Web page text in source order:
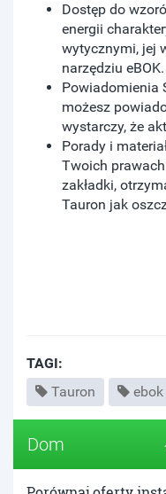
Dostęp do
energii
wytycznymi, jej
narzędziu eBOK.
Powiadomienia
możesz
wystarczy, że
Porady i
Twoich
zakładki,
Tauron jak
TAGI:
Tauron
ebok
Dom